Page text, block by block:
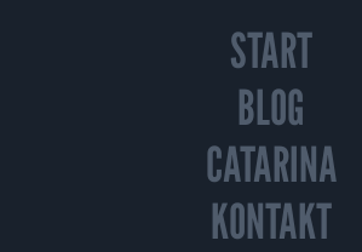
START
BLOG
CATARINA
KONTAKT